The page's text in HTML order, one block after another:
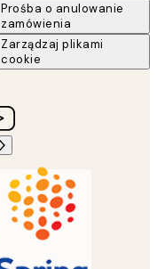
Prośba o anulowanie
zamówienia
Zarządzaj plikami
cookie